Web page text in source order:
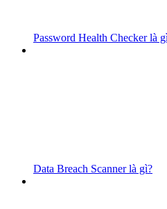
Password Health Checker là
Data Breach Scanner là gì?